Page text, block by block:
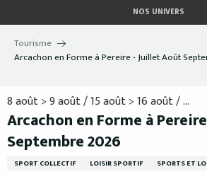
au
contenu
principal
NOS UNIVERS
Tourisme
Arcachon en Forme à Pereire - Juillet Août
8 août > 9 août / 15 août > 16 août / ...
Arcachon en Forme à
Septembre 2026
SPORT COLLECTIF LOISIR SPORTIF SPORTS ET